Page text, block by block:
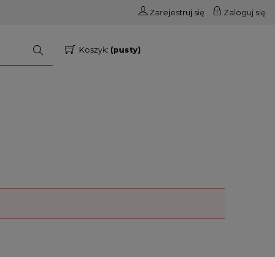
Zarejestruj się Zaloguj się
Koszyk: (pusty)